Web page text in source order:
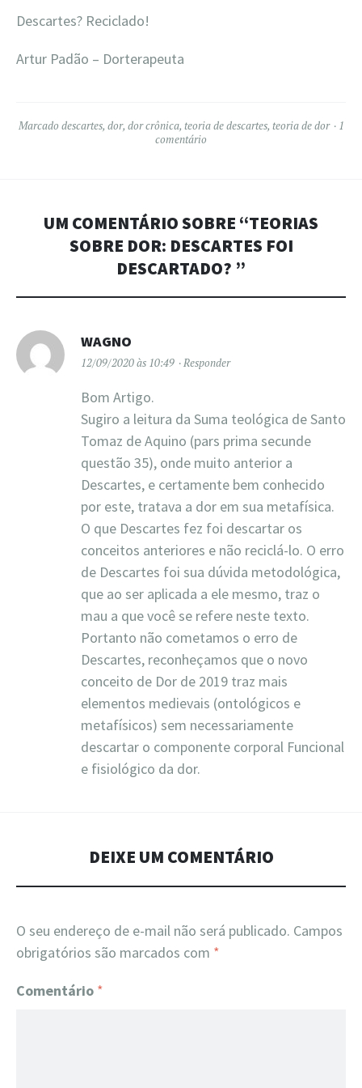
Descartes? Reciclado!
Artur Padão – Dorterapeuta
Marcado descartes, dor, dor crônica, teoria de descartes, teoria de dor
1
comentário
UM COMENTÁRIO SOBRE “TEORIAS
SOBRE DOR: DESCARTES FOI
DESCARTADO? ”
WAGNO
12/09/2020 às 10:49 Responder
Bom Artigo.
Sugiro a leitura da Suma teológica de Santo
Tomaz de Aquino (pars prima secunde
questão 35), onde muito anterior a
Descartes, e certamente bem conhecido
por este, tratava a dor em sua metafísica.
O que Descartes fez foi descartar os
conceitos anteriores e não reciclá-lo. O erro
de Descartes foi sua dúvida metodológica,
que ao ser aplicada a ele mesmo, traz o
mau a que você se refere neste texto.
Portanto não cometamos o erro de
Descartes, reconheçamos que o novo
conceito de Dor de 2019 traz mais
elementos medievais (ontológicos e
metafísicos) sem necessariamente
descartar o componente corporal Funcional
e fisiológico da dor.
DEIXE UM COMENTÁRIO
O seu endereço de e-mail não será publicado. Campos
obrigatórios são marcados com *
Comentário *